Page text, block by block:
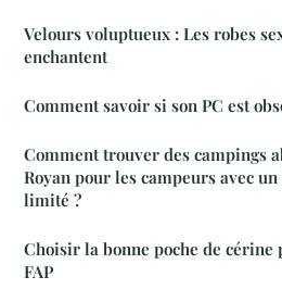
Velours voluptueux : Les robes
enchantent
Comment savoir si son PC est
Comment trouver des campings
Royan pour les campeurs avec
limité ?
Choisir la bonne poche de cérine
FAP